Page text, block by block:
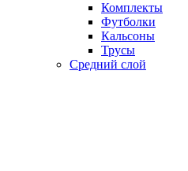
Комплекты
Футболки
Кальсоны
Трусы
Средний слой